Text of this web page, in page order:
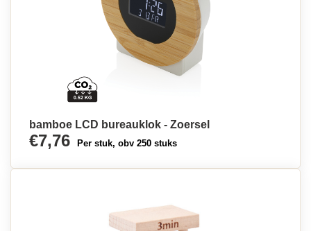
bamboe LCD bureauklok - Zoersel
€7,76 Per stuk, obv 250 stuks